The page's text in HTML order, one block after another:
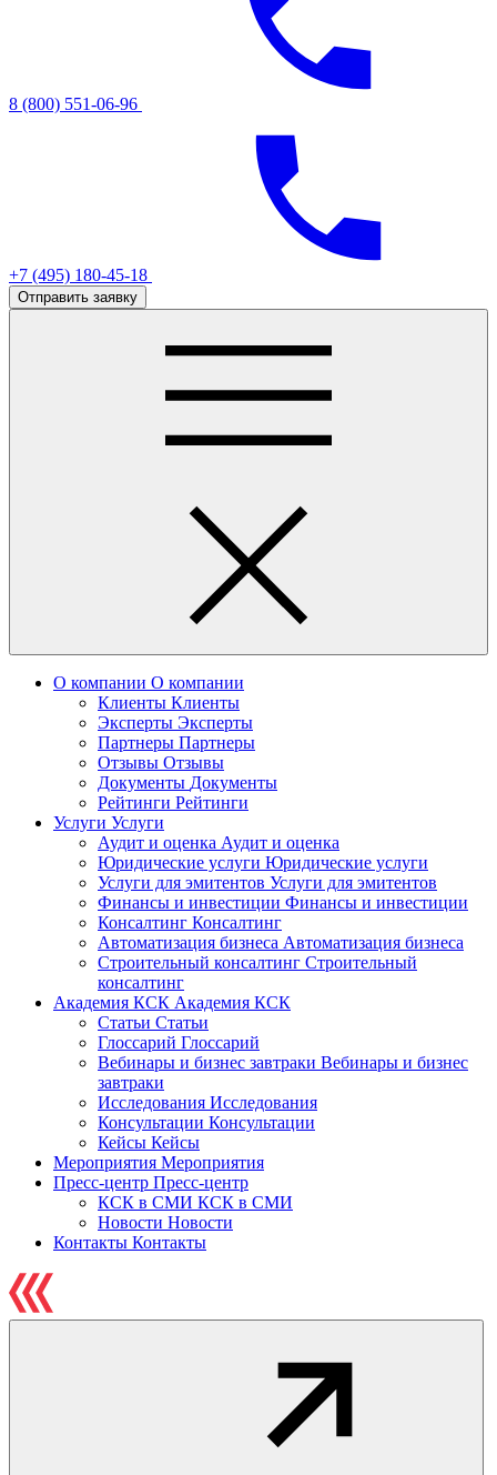
8 (800) 551-06-96
+7 (495) 180-45-18
Отправить заявку
О компании О компании
Клиенты Клиенты
Эксперты Эксперты
Партнеры Партнеры
Отзывы Отзывы
Документы Документы
Рейтинги Рейтинги
Услуги Услуги
Аудит и оценка Аудит и оценка
Юридические услуги Юридические услуги
Услуги для эмитентов Услуги для эмитентов
Финансы и инвестиции Финансы и инвестиции
Консалтинг Консалтинг
Автоматизация бизнеса Автоматизация бизнеса
Строительный консалтинг Строительный
консалтинг
Академия КСК Академия КСК
Статьи Статьи
Глоссарий Глоссарий
Вебинары и бизнес завтраки Вебинары и бизнес
завтраки
Исследования Исследования
Консультации Консультации
Кейсы Кейсы
Мероприятия Мероприятия
Пресс-центр Пресс-центр
КСК в СМИ КСК в СМИ
Новости Новости
Контакты Контакты